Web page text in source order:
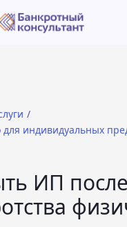
/
для индивидуальных
ИП после